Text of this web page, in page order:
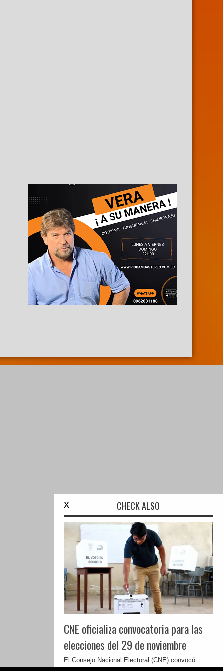
x CHECK ALSO
CNE oficializa convocatoria para las
elecciones del 29 de noviembre
El Consejo Nacional Electoral (CNE) convocó